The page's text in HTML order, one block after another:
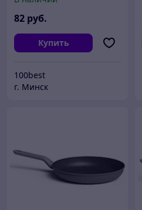
82 руб.
Купить
100best
г. Минск